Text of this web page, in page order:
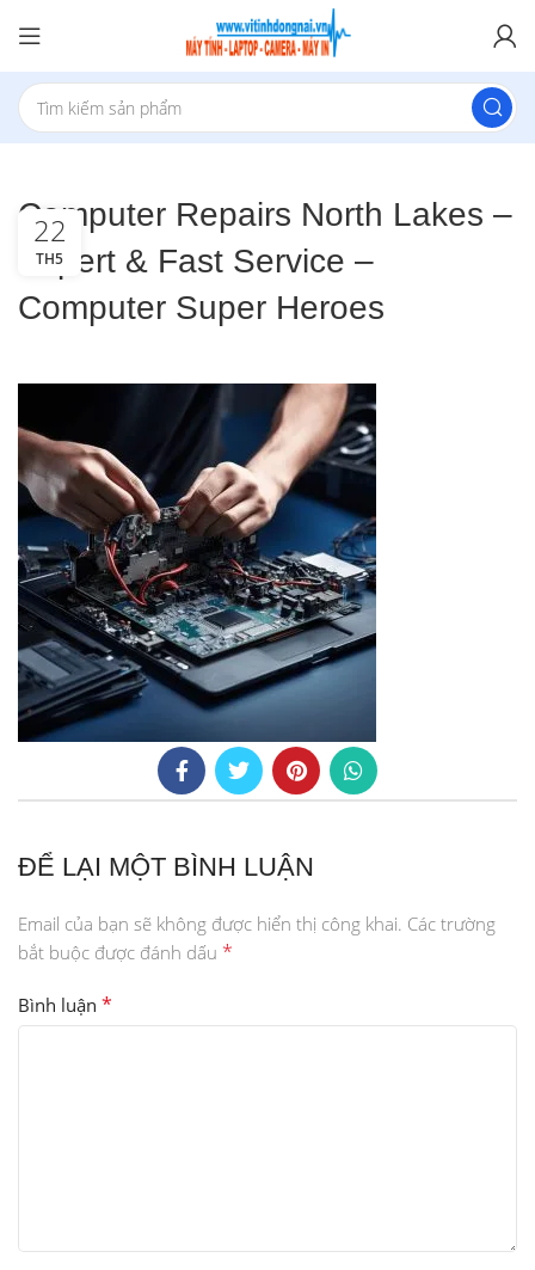
Computer Repairs North Lakes –
Expert & Fast Service –
Computer Super Heroes
22
TH5
ĐỂ LẠI MỘT BÌNH LUẬN
Email của bạn sẽ không được hiển thị công khai. Các trường
bắt buộc được đánh dấu *
Bình luận *